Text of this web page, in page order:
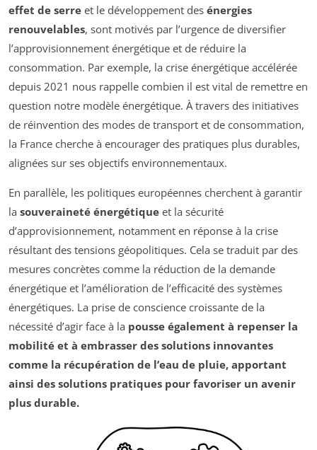
effet de serre et le développement des énergies
renouvelables, sont motivés par l’urgence de diversifier
l’approvisionnement énergétique et de réduire la
consommation. Par exemple, la crise énergétique accélérée
depuis 2021 nous rappelle combien il est vital de remettre en
question notre modèle énergétique. À travers des initiatives
de réinvention des modes de transport et de consommation,
la France cherche à encourager des pratiques plus durables,
alignées sur ses objectifs environnementaux.
En parallèle, les politiques européennes cherchent à garantir
la souveraineté énergétique et la sécurité
d’approvisionnement, notamment en réponse à la crise
résultant des tensions géopolitiques. Cela se traduit par des
mesures concrètes comme la réduction de la demande
énergétique et l’amélioration de l’efficacité des systèmes
énergétiques. La prise de conscience croissante de la
nécessité d’agir face à la pousse également à repenser la
mobilité et à embrasser des solutions innovantes
comme la récupération de l’eau de pluie, apportant
ainsi des solutions pratiques pour favoriser un avenir
plus durable.